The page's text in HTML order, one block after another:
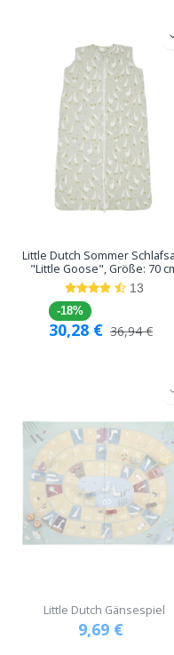
Little Dutch Sommer
"Little Goose", Größe: 70
13
-18%
30,28 € 36,94€
Little Dutch Gänsespiel
9,69 €